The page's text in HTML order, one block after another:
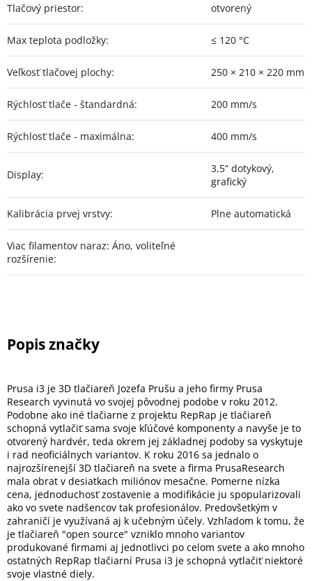
Tlačový priestor: otvorený
Max teplota podložky: ≤ 120 °C
Veľkosť tlačovej plochy: 250 × 210 × 220 mm
Rýchlosť tlače - štandardná: 200 mm/s
Rýchlosť tlače - maximálna: 400 mm/s
Display:
3,5“ dotykový,
grafický
Kalibrácia prvej vrstvy: Plne automatická
Viac filamentov naraz: Áno, voliteľné
rozšírenie:
Prusa i3 je 3D tlačiareň Jozefa Prušu a jeho firmy Prusa
Research vyvinutá vo svojej pôvodnej podobe v roku 2012.
Podobne ako iné tlačiarne z projektu RepRap je tlačiareň
schopná vytlačiť sama svoje kľúčové komponenty a navyše je to
otvorený hardvér, teda okrem jej základnej podoby sa vyskytuje
i rad neoficiálnych variantov. K roku 2016 sa jednalo o
najrozšírenejší 3D tlačiareň na svete a firma PrusaResearch
mala obrat v desiatkach miliónov mesačne. Pomerne nízka
cena, jednoduchosť zostavenie a modifikácie ju spopularizovali
ako vo svete nadšencov tak profesionálov. Predovšetkým v
zahraničí je využívaná aj k učebným účely. Vzhľadom k tomu, že
je tlačiareň "open source" vzniklo mnoho variantov
produkované firmami aj jednotlivci po celom svete a ako mnoho
ostatných RepRap tlačiarní Prusa i3 je schopná vytlačiť niektoré
svoje vlastné diely.